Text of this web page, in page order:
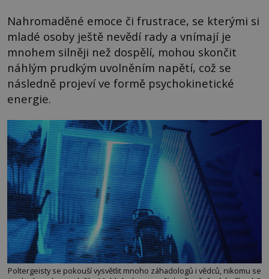
Nahromaděné emoce či frustrace, se kterými si
mladé osoby ještě nevědí rady a vnímají je
mnohem silněji než dospělí, mohou skončit
náhlým prudkým uvolněním napětí, což se
následně projeví ve formě psychokinetické
energie.
Poltergeisty se pokouší vysvětlit mnoho záhadologů i vědců, nikomu se